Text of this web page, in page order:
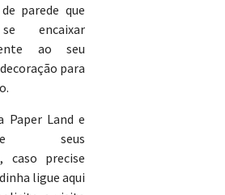
parede que
encaixar
ao seu
para
Paper Land e
seus
caso precise
ligue aqui